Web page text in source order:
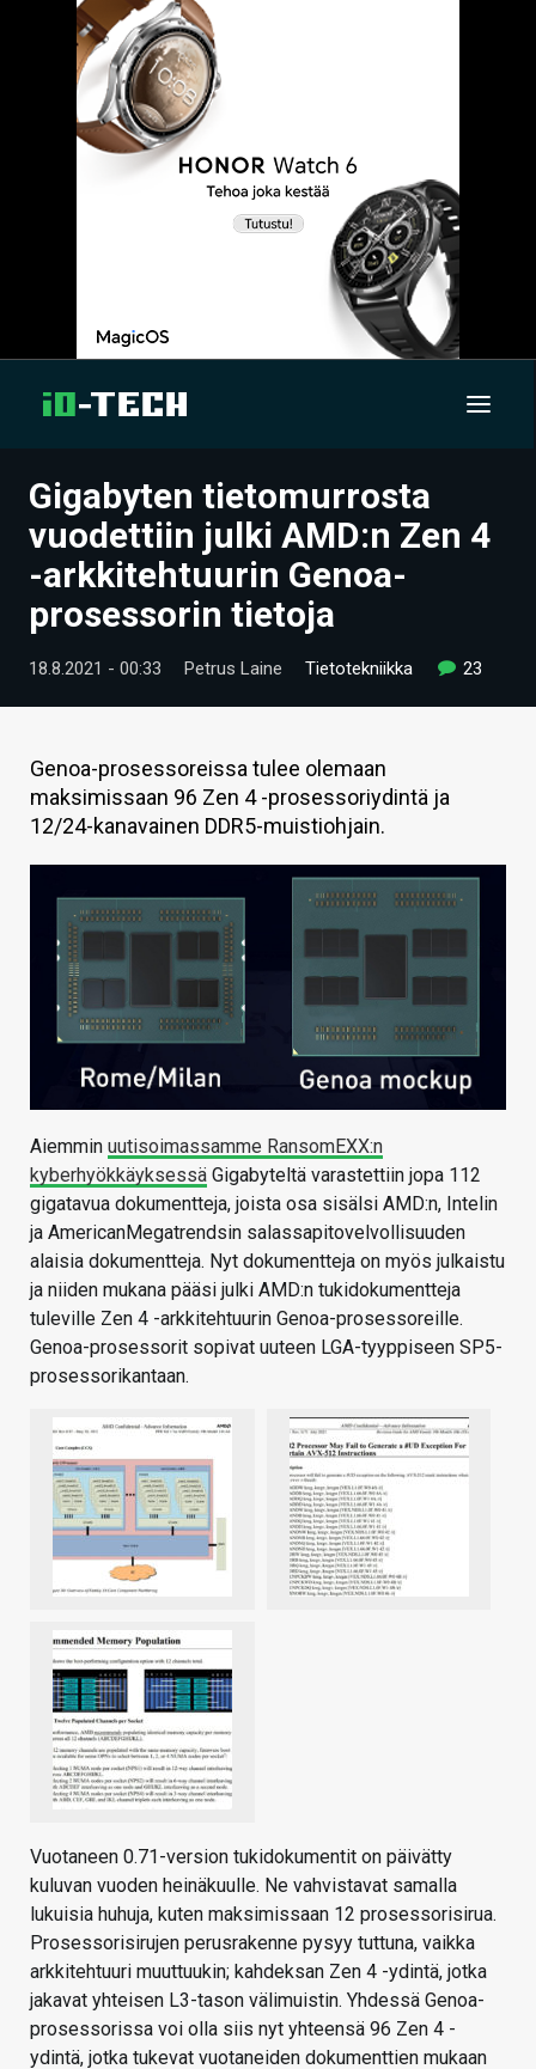
UUTISET
ARTIKKELIT
VIDEOT
TECHBBS
HINTA.FI
KAUPPA
VAIHDA TEEMA
HAKU
Gigabyten tietomurrosta
vuodettiin julki AMD:n Zen 4
-arkkitehtuurin Genoa-
prosessorin tietoja
18.8.2021 - 00:33 Petrus Laine Tietotekniikka 23
Genoa-prosessoreissa tulee olemaan
maksimissaan 96 Zen 4 -prosessoriydintä ja
12/24-kanavainen DDR5-muistiohjain.
Aiemmin uutisoimassamme RansomEXX:n
kyberhyökkäyksessä Gigabyteltä varastettiin jopa 112
gigatavua dokumentteja, joista osa sisälsi AMD:n, Intelin
ja AmericanMegatrendsin salassapitovelvollisuuden
alaisia dokumentteja. Nyt dokumentteja on myös julkaistu
ja niiden mukana pääsi julki AMD:n tukidokumentteja
tuleville Zen 4 -arkkitehtuurin Genoa-prosessoreille.
Genoa-prosessorit sopivat uuteen LGA-tyyppiseen SP5-
prosessorikantaan.
Vuotaneen 0.71-version tukidokumentit on päivätty
kuluvan vuoden heinäkuulle. Ne vahvistavat samalla
lukuisia huhuja, kuten maksimissaan 12 prosessorisirua.
Prosessorisirujen perusrakenne pysyy tuttuna, vaikka
arkkitehtuuri muuttuukin; kahdeksan Zen 4 -ydintä, jotka
jakavat yhteisen L3-tason välimuistin. Yhdessä Genoa-
prosessorissa voi olla siis nyt yhteensä 96 Zen 4 -
ydintä, jotka tukevat vuotaneiden dokumenttien mukaan